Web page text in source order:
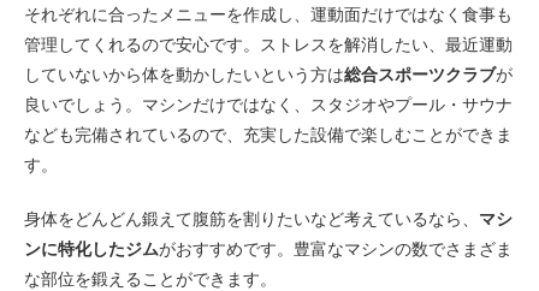
それぞれに合ったメニューを作成し、運動面だけではなく食事も
管理してくれるので安心です。ストレスを解消したい、最近運動
していないから体を動かしたいという方は総合スポーツクラブが
良いでしょう。マシンだけではなく、スタジオやプール・サウナ
なども完備されているので、充実した設備で楽しむことができま
す。
身体をどんどん鍛えて腹筋を割りたいなど考えているなら、 マシ
ンに特化したジムがおすすめです。豊富なマシンの数でさまざま
な部位を鍛えることができます。